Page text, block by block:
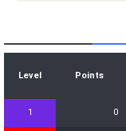
Level Points
1 0